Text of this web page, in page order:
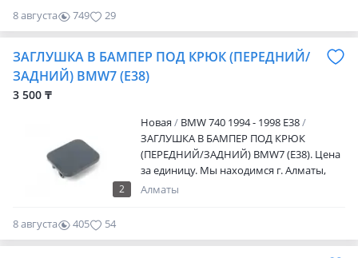
8 августа 749 29
ЗАГЛУШКА В БАМПЕР ПОД КРЮК (ПЕРЕДНИЙ/
ЗАДНИЙ) BMW7 (E38)
3 500 ₸
2
Новая
BMW 740 1994 - 1998 E38
ЗАГЛУШКА В БАМПЕР ПОД КРЮК
(ПЕРЕДНИЙ/ЗАДНИЙ) BMW7 (E38). Цена
за единицу. Мы находимся г. Алматы,
отправляем по всем регионам РК, СНГ,
Алматы
8 августа 405 54